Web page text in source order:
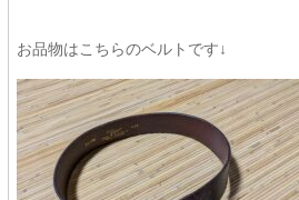
お品物はこちらのベルトです↓